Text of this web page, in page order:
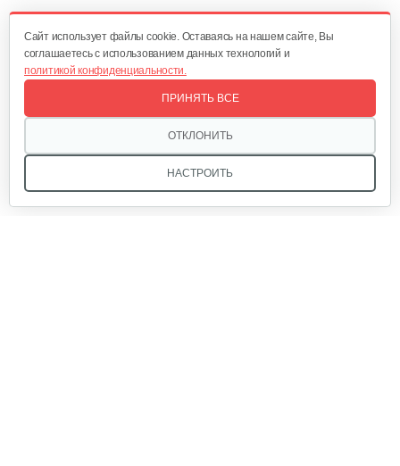
Cайт использует файлы cookie. Оставаясь на нашем сайте, Вы
соглашаетесь с использованием данных технологий и
политикой конфиденциальности.
НАСТРОИТЬ
ОТКЛОНИТЬ
ПРИНЯТЬ ВСЕ